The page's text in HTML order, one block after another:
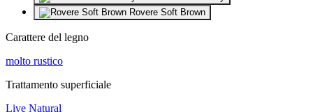
Rovere Soft Brown
Carattere del legno
molto rustico
Trattamento superficiale
Live Natural